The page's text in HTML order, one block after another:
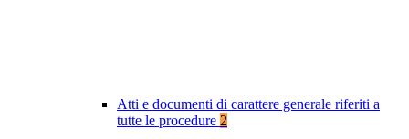
Atti e documenti di carattere generale riferiti a
tutte le procedure 2